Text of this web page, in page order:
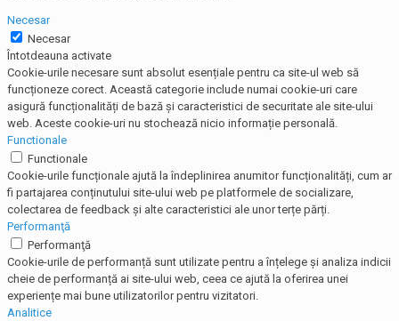
Necesar
Necesar
Întotdeauna activate
Cookie-urile necesare sunt absolut esențiale pentru ca site-ul web să
funcționeze corect. Această categorie include numai cookie-uri care
asigură funcționalități de bază și caracteristici de securitate ale site-ului
web. Aceste cookie-uri nu stochează nicio informație personală.
Functionale
Functionale
Cookie-urile funcționale ajută la îndeplinirea anumitor funcționalități, cum ar
fi partajarea conținutului site-ului web pe platformele de socializare,
colectarea de feedback și alte caracteristici ale unor terțe părți.
Performanţă
Performanţă
Cookie-urile de performanță sunt utilizate pentru a înțelege și analiza indicii
cheie de performanță ai site-ului web, ceea ce ajută la oferirea unei
experiențe mai bune utilizatorilor pentru vizitatori.
Analitice